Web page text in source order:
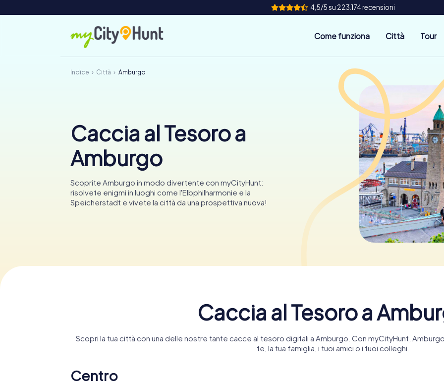
4,5/5 su 223.174 recensioni
Come funziona Città Tour
Indice Città Amburgo
Caccia al Tesoro a
Amburgo
Scoprite Amburgo in modo divertente con myCityHunt:
risolvete enigmi in luoghi come l'Elbphilharmonie e la
Speicherstadt e vivete la città da una prospettiva nuova!
Caccia al Tesoro a
Scopri la tua città con una delle nostre tante cacce al tesoro digitali a Amburgo. Con myCityHunt,
te, la tua famiglia, i tuoi amici o i tuoi colleghi.
Centro